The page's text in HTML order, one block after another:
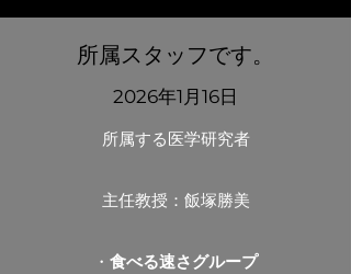
所属スタッフです。
2026年1月16日
所属する医学研究者​
主任教授：飯塚勝美
・ 食べる速さグループ